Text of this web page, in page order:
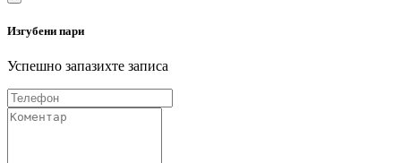
Изгубени пари
Успешно запазихте записа